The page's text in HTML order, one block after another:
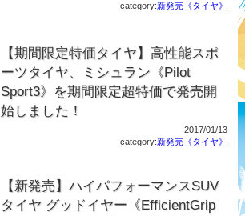
category:新発売《タイヤ》
【期間限定特価タイヤ】高性能スポ
ーツタイヤ、ミシュラン《Pilot
Sport3》を期間限定超特価で発売開
始しました！
2017/01/13
category:新発売《タイヤ》
【新発売】ハイパフォーマンスSUV
タイヤ グッドイヤー《EfficientGrip